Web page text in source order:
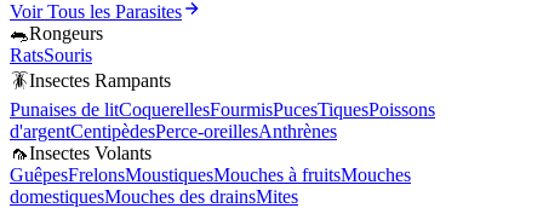
Voir Tous les Parasites
🐀Rongeurs
RatsSouris
🪳Insectes Rampants
Punaises de litCoquerellesFourmisPucesTiquesPoissons
d'argentCentipèdesPerce-oreillesAnthrènes
🦟Insectes Volants
GuêpesFrelonsMoustiquesMouches à fruitsMouches
domestiquesMouches des drainsMites